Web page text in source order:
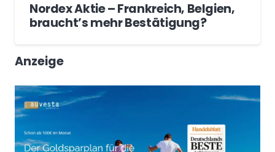
Nordex Aktie – Frankreich, Belgien,
braucht’s mehr Bestätigung?
Anzeige